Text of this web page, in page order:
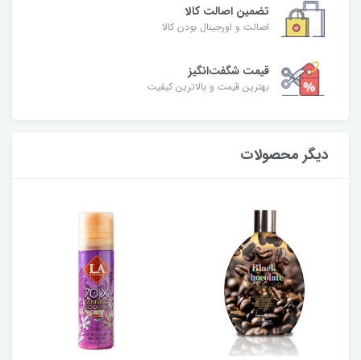
تضمین اصالت کالا
اصالت و اورجینال بودن کالا
قیمت شگفت‌انگیز
بهترین قیمت و بالاترین کیفیت
دیگر محصولات